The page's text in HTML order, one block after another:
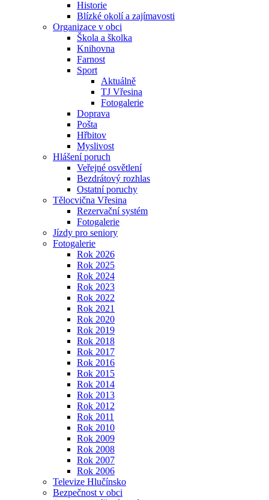
Historie
Blízké okolí a zajímavosti
Organizace v obci
Škola a školka
Knihovna
Farnost
Sport
Aktuálně
TJ Vřesina
Fotogalerie
Doprava
Pošta
Hřbitov
Myslivost
Hlášení poruch
Veřejné osvětlení
Bezdrátový rozhlas
Ostatní poruchy
Tělocvična Vřesina
Rezervační systém
Fotogalerie
Jízdy pro seniory
Fotogalerie
Rok 2026
Rok 2025
Rok 2024
Rok 2023
Rok 2022
Rok 2021
Rok 2020
Rok 2019
Rok 2018
Rok 2017
Rok 2016
Rok 2015
Rok 2014
Rok 2013
Rok 2012
Rok 2011
Rok 2010
Rok 2009
Rok 2008
Rok 2007
Rok 2006
Televize Hlučínsko
Bezpečnost v obci